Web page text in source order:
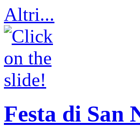
Altri...
Festa di San